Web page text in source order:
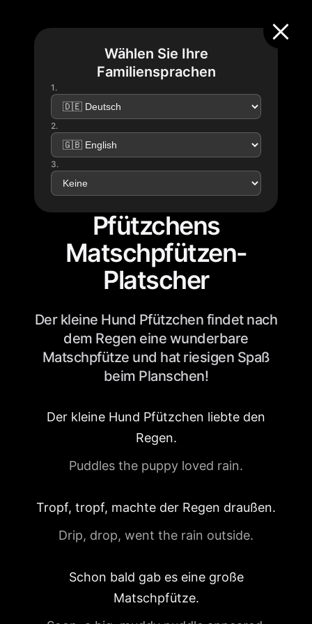
Wählen Sie Ihre
Familiensprachen
1.
2.
3.
Pfützchens
Matschpfützen-
Platscher
Der kleine Hund Pfützchen findet nach
dem Regen eine wunderbare
Matschpfütze und hat riesigen Spaß
beim Planschen!
Der kleine Hund Pfützchen liebte den
Regen.
Puddles the puppy loved rain.
Tropf, tropf, machte der Regen draußen.
Drip, drop, went the rain outside.
Schon bald gab es eine große
Matschpfütze.